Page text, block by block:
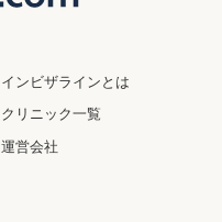
インビザラインとは
クリニック一覧
運営会社